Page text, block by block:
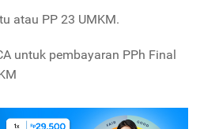
atau PP 23 UMKM.
untuk pembayaran PPh Final